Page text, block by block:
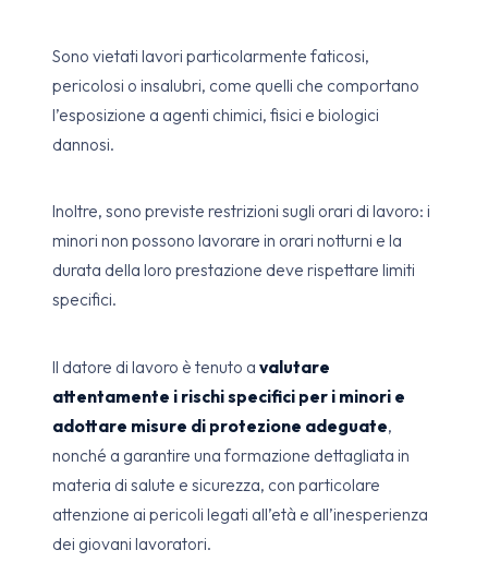
Sono vietati lavori particolarmente faticosi,
pericolosi o insalubri, come quelli che comportano
l’esposizione a agenti chimici, fisici e biologici
dannosi.
Inoltre, sono previste restrizioni sugli orari di lavoro: i
minori non possono lavorare in orari notturni e la
durata della loro prestazione deve rispettare limiti
specifici.
Il datore di lavoro è tenuto a valutare
attentamente i rischi specifici per i minori e
adottare misure di protezione adeguate,
nonché a garantire una formazione dettagliata in
materia di salute e sicurezza, con particolare
attenzione ai pericoli legati all’età e all’inesperienza
dei giovani lavoratori.